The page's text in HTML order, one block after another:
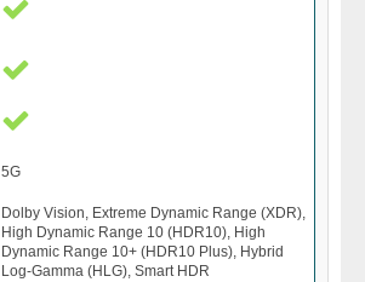
5G
Dolby Vision, Extreme Dynamic Range (XDR),
High Dynamic Range 10 (HDR10), High
Dynamic Range 10+ (HDR10 Plus), Hybrid
Log-Gamma (HLG), Smart HDR